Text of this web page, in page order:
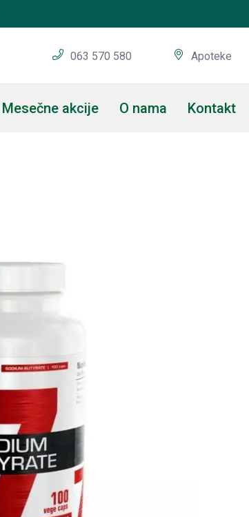
063 570 580 Apoteke
Mesečne akcije O nama Kontakt